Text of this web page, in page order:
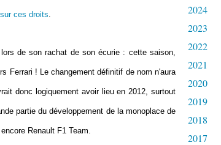
ces droits.
de son rachat de son écurie : cette saison,
Ferrari ! Le changement définitif de nom n'aura
donc logiquement avoir lieu en 2012, surtout
partie du développement de la monoplace de
Renault F1 Team.
2024
2023
2022
2021
2020
2019
2018
2017